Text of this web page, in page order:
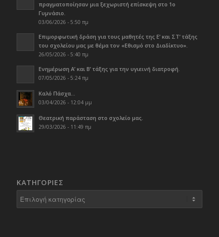
πραγματοποίησαν μια ξεχωριστή επίσκεψη στο 1ο
Γυμνάσιο.
03/06/2026 - 5:50 πμ
Επιμορφωτική δράση για τους μαθητές της Ε’ και ΣΤ’ τάξης
του σχολείου μας με θέμα τον «Εθισμό στο Διαδίκτυο».
26/05/2026 - 5:40 πμ
Ενημέρωση Α’ και Β’ τάξης για την υγιεινή διατροφή.
07/05/2026 - 5:24 πμ
Καλό Πάσχα…
03/04/2026 - 12:04 μμ
Θεατρική παράσταση στο σχολείο μας.
29/03/2026 - 11:49 πμ
KΑΤΗΓΟΡΊΕΣ